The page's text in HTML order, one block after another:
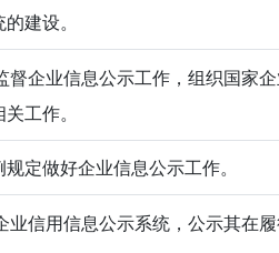
建设。
企业信息公示工作，组织国家
工作。
定做好企业信息公示工作。
信用信息公示系统，公示其在